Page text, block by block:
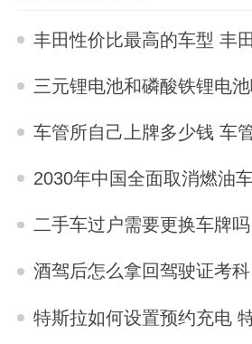
丰田性价比最高的车型 丰
三元锂电池和磷酸铁锂电池哪个价格高 一样
车管所自己上牌多少钱 车
2030年中国全面取消燃油车吗 工信部 2030
二手车过户需要更换车牌吗 二手
酒驾后怎么拿回驾驶证考科目几 酒
特斯拉如何设置预约充电 特斯拉